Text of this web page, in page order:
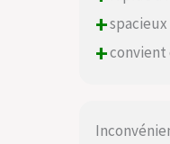
+spacieux
+convient